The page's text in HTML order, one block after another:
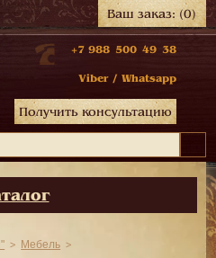
Ваш заказ:(0)
+7 988 500 49 38
Viber / Whatsapp
Получить консультацию
Мебель